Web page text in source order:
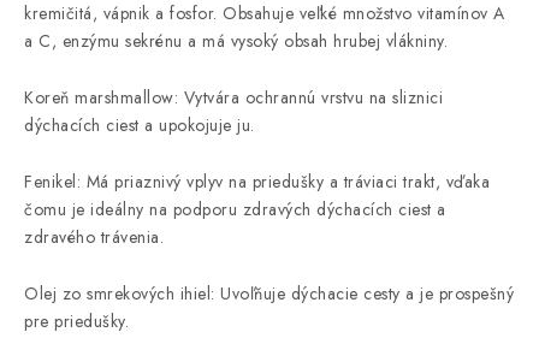
kremičitá, vápnik a fosfor. Obsahuje veľké množstvo vitamínov A
a C, enzýmu sekrénu a má vysoký obsah hrubej vlákniny.
Koreň marshmallow: Vytvára ochrannú vrstvu na sliznici
dýchacích ciest a upokojuje ju.
Fenikel: Má priaznivý vplyv na priedušky a tráviaci trakt, vďaka
čomu je ideálny na podporu zdravých dýchacích ciest a
zdravého trávenia.
Olej zo smrekových ihiel: Uvoľňuje dýchacie cesty a je prospešný
pre priedušky.